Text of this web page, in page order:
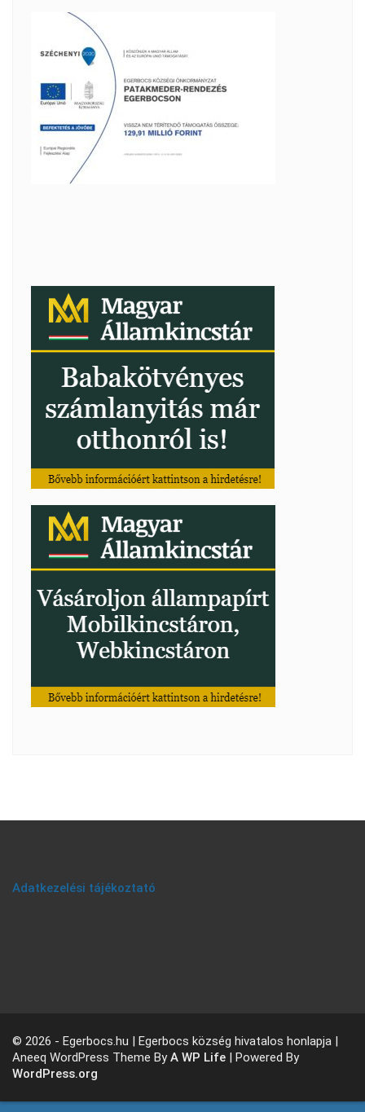
Adatkezelési tájékoztató
© 2026 - Egerbocs.hu | Egerbocs község hivatalos honlapja |
Aneeq WordPress Theme ByA WP Life | Powered By
WordPress.org